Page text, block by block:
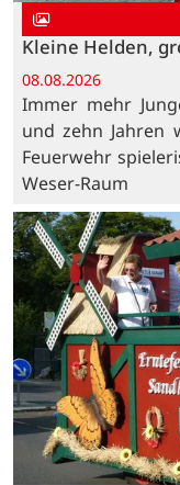
Kleine Helden,
08.08.2026
Immer mehr
und zehn Jahren
Feuerwehr
Weser-Raum